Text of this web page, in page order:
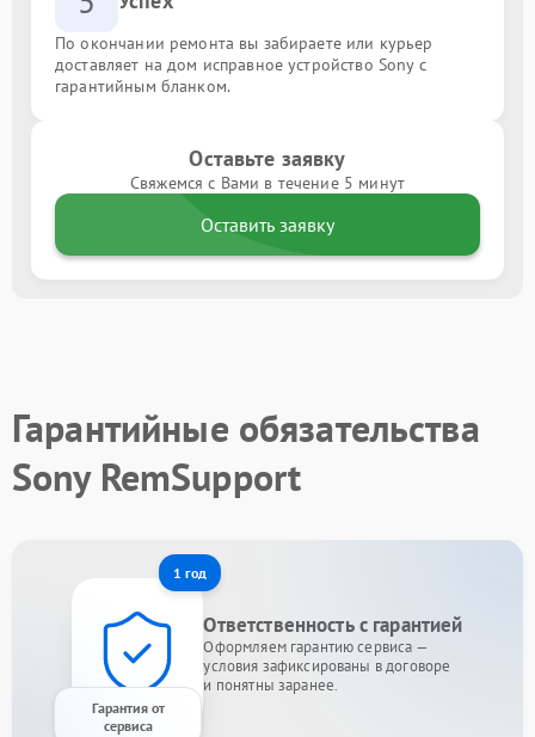
По окончании ремонта вы забираете или курьер
доставляет на дом исправное устройство Sony с
гарантийным бланком.
Оставьте заявку
Свяжемся с Вами в течение 5 минут
Оставить заявку
Гарантийные обязательства
Sony RemSupport
1 год
Гарантия от
сервиса
Ответственность с гарантией
Оформляем гарантию сервиса —
условия зафиксированы в договоре
и понятны заранее.